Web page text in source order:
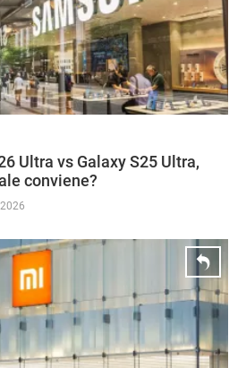
Ultra vs Galaxy S25 Ultra,
conviene?